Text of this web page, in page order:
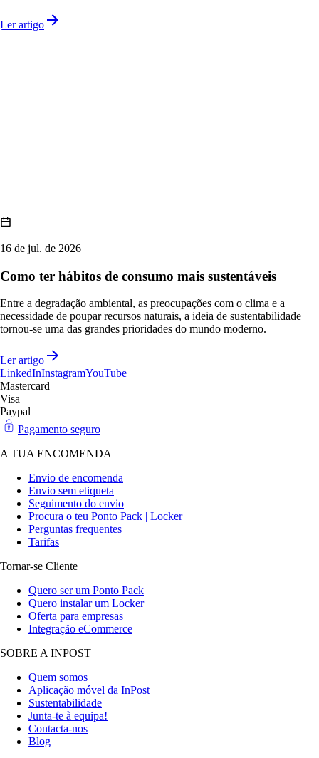
Ler artigo
16 de jul. de 2026
Como ter hábitos de consumo mais sustentáveis
Entre a degradação ambiental, as preocupações com o clima e a
necessidade de poupar recursos naturais, a ideia de sustentabilidade
tornou-se uma das grandes prioridades do mundo moderno.
Ler artigo
LinkedInInstagramYouTube
Mastercard
Visa
Paypal
Pagamento seguro
A TUA ENCOMENDA
Envio de encomenda
Envio sem etiqueta
Seguimento do envio
Procura o teu Ponto Pack | Locker
Perguntas frequentes
Tarifas
Tornar-se Cliente
Quero ser um Ponto Pack
Quero instalar um Locker
Oferta para empresas
Integração eCommerce
SOBRE A INPOST
Quem somos
Aplicação móvel da InPost
Sustentabilidade
Junta-te à equipa!
Contacta-nos
Blog